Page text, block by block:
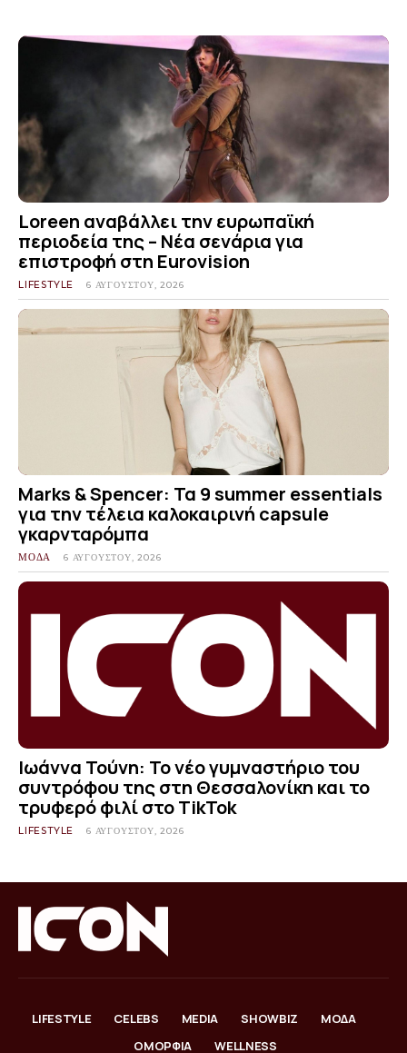
Loreen αναβάλλει την ευρωπαϊκή
περιοδεία της – Νέα σενάρια για
επιστροφή στη Eurovision
LIFESTYLE 6 ΑΥΓΟΎΣΤΟΥ, 2026
Marks & Spencer: Τα 9 summer essentials
για την τέλεια καλοκαιρινή capsule
γκαρνταρόμπα
ΜΟΔΑ 6 ΑΥΓΟΎΣΤΟΥ, 2026
Ιωάννα Τούνη: Το νέο γυμναστήριο του
συντρόφου της στη Θεσσαλονίκη και το
τρυφερό φιλί στο TikTok
LIFESTYLE 6 ΑΥΓΟΎΣΤΟΥ, 2026
LIFESTYLE CELEBS MEDIA SHOWBIZ
ΜΟΔΑ
ΟΜΟΡΦΙΑ
WELLNESS